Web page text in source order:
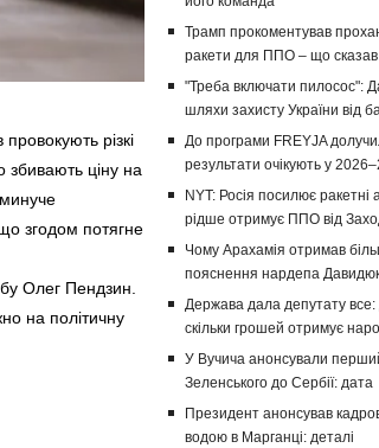
різкі
збивають ціну на
згодом потягне
Олег Пендзин.
на політичну
Трамп прокоментував
ракети для ППО – що сказав
"Треба включати пилосос":
шляхи захисту України від
До програми FREYJA
результати очікують у
NYT: Росія посилює ракетні
рідше отримує ППО від
Чому Арахамія отримав
пояснення нардепа
Держава дала депутату все:
скільки грошей отримує
У Вучича анонсували
Зеленського до Сербії: дата
Президент анонсував
водою в Марганці: деталі